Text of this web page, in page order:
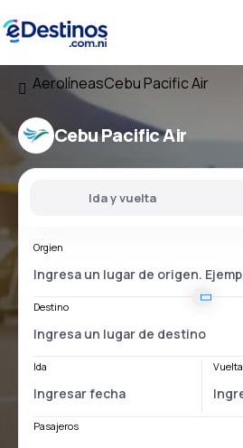
AerolíneasCebu Pacific Air
Cebu Pacific Air
Ida y vuelta
Orgien
Destino
Ida Vuelta
Pasajeros